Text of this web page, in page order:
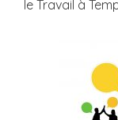
le Travail à